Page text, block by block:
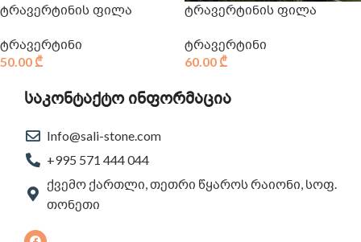
ტრავერტინის ფილა
ტრავერტინი
50.00 ₾
ტრავერტინის ფილა
ტრავერტინი
60.00 ₾
საკონტაქტო ინფორმაცია
Info@sali-stone.com
+995 571 444 044
ქვემო ქართლი, თეთრი წყაროს რაიონი, სოფ.
თონეთი